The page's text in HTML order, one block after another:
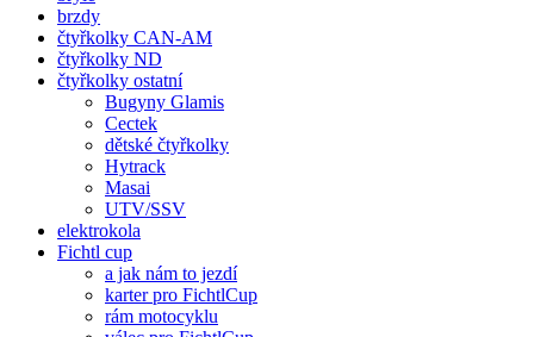
brzdy
čtyřkolky CAN-AM
čtyřkolky ND
čtyřkolky ostatní
Bugyny Glamis
Cectek
dětské čtyřkolky
Hytrack
Masai
UTV/SSV
elektrokola
Fichtl cup
a jak nám to jezdí
karter pro FichtlCup
rám motocyklu